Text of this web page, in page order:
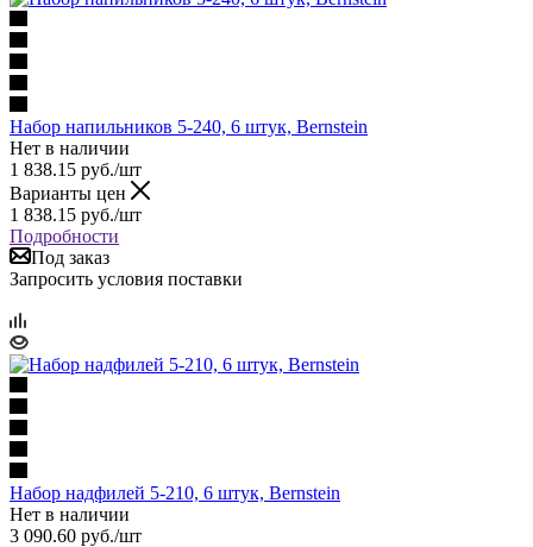
Набор напильников 5-240, 6 штук, Bernstein
Нет в наличии
1 838.15 руб./шт
Варианты цен
1 838.15 руб./шт
Подробности
Под заказ
Запросить условия поставки
Набор надфилей 5-210, 6 штук, Bernstein
Нет в наличии
3 090.60 руб./шт